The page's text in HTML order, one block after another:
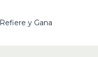
Refiere y Gana